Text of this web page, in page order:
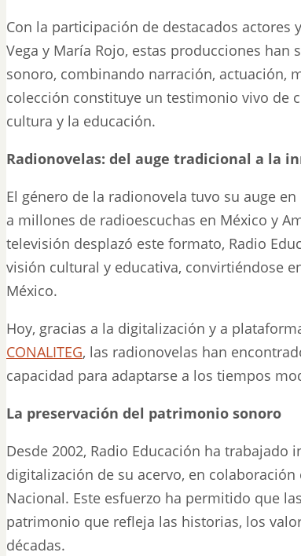
Con la participación de destacados actores
Vega y María Rojo, estas producciones
sonoro, combinando narración, actuación,
colección constituye un testimonio vivo de
cultura y la educación.
Radionovelas: del auge tradicional a la
El género de la radionovela tuvo su auge
a millones de radioescuchas en México y
televisión desplazó este formato, Radio
visión cultural y educativa, convirtiéndose
México.
Hoy, gracias a la digitalización y a
CONALITEG, las radionovelas han
capacidad para adaptarse a los tiempos
La preservación del patrimonio sonoro
Desde 2002, Radio Educación ha
digitalización de su acervo, en
Nacional. Este esfuerzo ha permitido que
patrimonio que refleja las historias, los
décadas.